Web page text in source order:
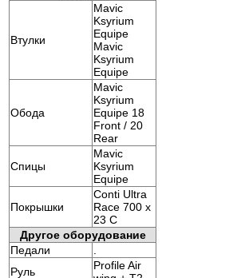
Втулки
Mavic
Ksyrium
Equipe
Mavic
Ksyrium
Equipe
Обода
Mavic
Ksyrium
Equipe 18
Front / 20
Rear
Спицы
Mavic
Ksyrium
Equipe
Покрышки
Conti Ultra
Race 700 x
23 C
Другое оборудование
Педали
Руль
Profile Air